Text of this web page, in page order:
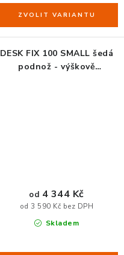
DESK FIX 100 SMALL šedá
podnož - výškově
Skladem
od 3 590 Kč bez DPH
od 4 344 Kč